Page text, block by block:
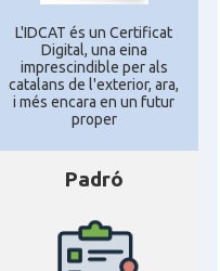
L'IDCAT és un Certificat
Digital, una eina
imprescindible per als
catalans de l'exterior, ara,
i més encara en un futur
proper
Padró